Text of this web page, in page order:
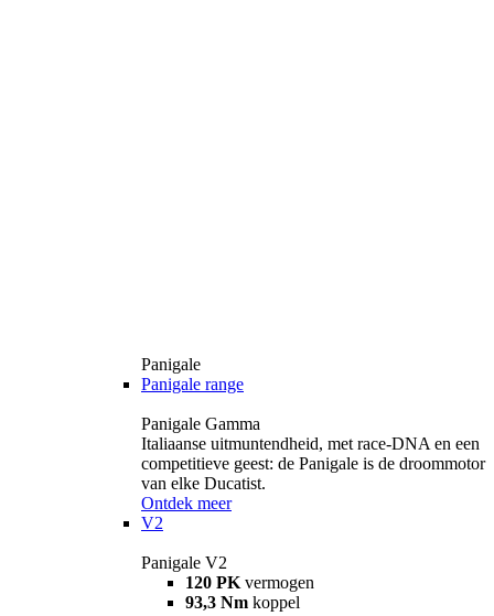
Panigale
Panigale range
Panigale Gamma
Italiaanse uitmuntendheid, met race-DNA en een
competitieve geest: de Panigale is de droommotor
van elke Ducatist.
Ontdek meer
V2
Panigale V2
120 PK vermogen
93,3 Nm koppel